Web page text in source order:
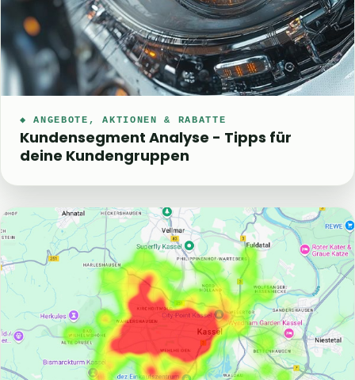
◆ ANGEBOTE, AKTIONEN & RABATTE
Kundensegment Analyse - Tipps für
deine Kundengruppen